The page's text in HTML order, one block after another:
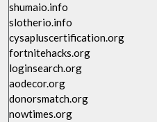
shumaio.info
slotherio.info
cysapluscertification.org
fortnitehacks.org
loginsearch.org
aodecor.org
donorsmatch.org
nowtimes.org